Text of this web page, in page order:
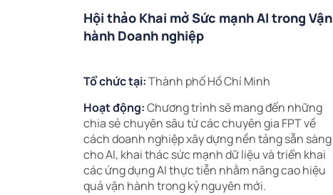
Hội thảo Khai mở Sức mạnh AI trong Vận
hành Doanh nghiệp
Tổ chức tại:Thành phố Hồ Chí Minh
Hoạt động:Chương trình sẽ mang đến những
chia sẻ chuyên sâu từ các chuyên gia FPT về
cách doanh nghiệp xây dựng nền tảng sẵn sàng
cho AI, khai thác sức mạnh dữ liệu và triển khai
các ứng dụng AI thực tiễn nhằm nâng cao hiệu
quả vận hành trong kỷ nguyên mới.